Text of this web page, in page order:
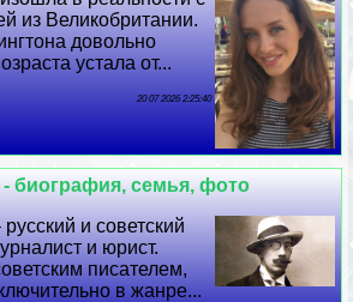
из Великобритании.
довольно
устала от...
20 07 2026 2:25:40
биография, семья, фото
и советский
и юрист.
писателем,
в жанре...